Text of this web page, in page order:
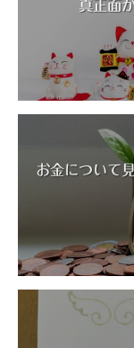
真正面
お金について